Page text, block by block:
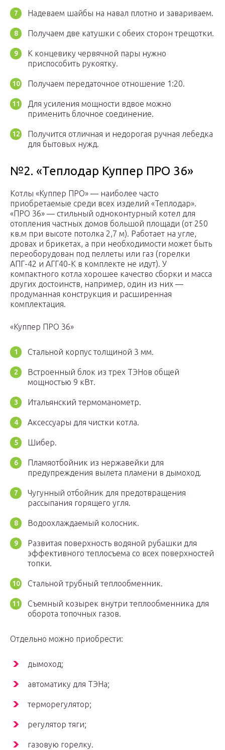
Надеваем шайбы на навал плотно и завариваем.
Получаем две катушки с обеих сторон трещотки.
К концевику червячной пары нужно
приспособить рукоятку.
Получаем передаточное отношение 1:20.
Для усиления мощности вдвое можно
применить блочное соединение.
Получится отличная и недорогая ручная лебедка
для бытовых нужд.
№2. «Теплодар Куппер ПРО 36»
Котлы «Куппер ПРО» — наиболее часто
приобретаемые среди всех изделий «Теплодар».
«ПРО 36» — стильный одноконтурный котел для
отопления частных домов большой площади (от 250
кв.м при высоте потолка 2,7 м). Работает на угле,
дровах и брикетах, а при необходимости может быть
переоборудован под пеллеты или газ (горелки
АПГ-42 и АГГ40-К в комплекте не идут). У
компактного котла хорошее качество сборки и масса
других достоинств, например, один из них —
продуманная конструкция и расширенная
комплектация.
«Куппер ПРО 36»
Стальной корпус толщиной 3 мм.
Встроенный блок из трех ТЭНов общей
мощностью 9 кВт.
Итальянский термоманометр.
Аксессуары для чистки котла.
Шибер.
Пламяотбойник из нержавейки для
предупреждения вылета пламени в дымоход.
Чугунный отбойник для предотвращения
рассыпания горящего угля.
Водоохлаждаемый колосник.
Развитая поверхность водяной рубашки для
эффективного теплосъема со всех поверхностей
топки.
Стальной трубный теплообменник.
Съемный козырек внутри теплообменника для
оборота топочных газов.
Отдельно можно приобрести:
дымоход;
автоматику для ТЭНа;
терморегулятор;
регулятор тяги;
газовую горелку.